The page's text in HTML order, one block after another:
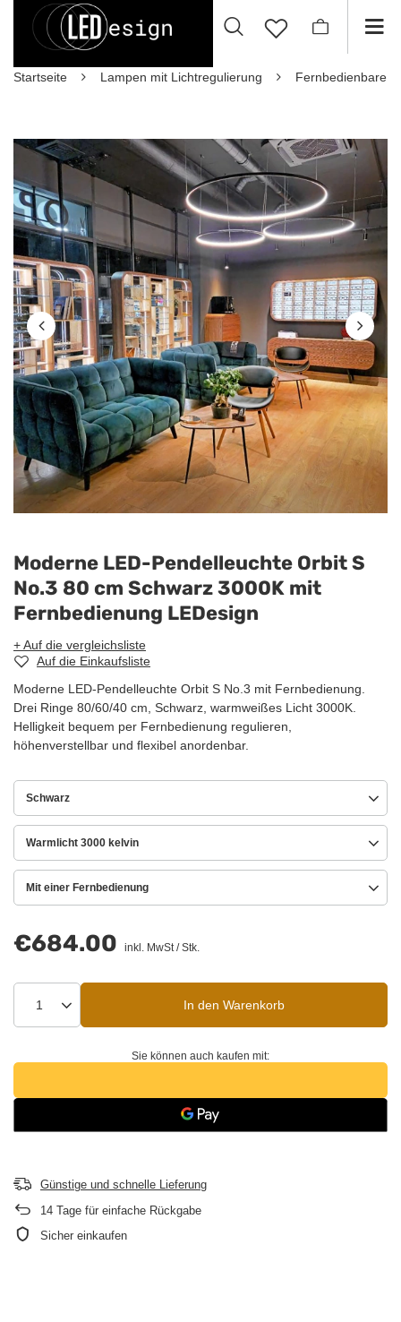
Startseite Lampen mit Lichtregulierung Fernbedienbare
Moderne LED-Pendelleuchte Orbit S
No.3 80 cm Schwarz 3000K mit
Fernbedienung LEDesign
+ Auf die vergleichsliste
Auf die Einkaufsliste
Moderne LED-Pendelleuchte Orbit S No.3 mit Fernbedienung.
Drei Ringe 80/60/40 cm, Schwarz, warmweißes Licht 3000K.
Helligkeit bequem per Fernbedienung regulieren,
höhenverstellbar und flexibel anordenbar.
Schwarz
Warmlicht 3000 kelvin
Mit einer Fernbedienung
€684.00 inkl. MwSt/Stk.
In den Warenkorb
Sie können auch kaufen mit:
Günstige und schnelle Lieferung
14 Tage für einfache Rückgabe
Sicher einkaufen